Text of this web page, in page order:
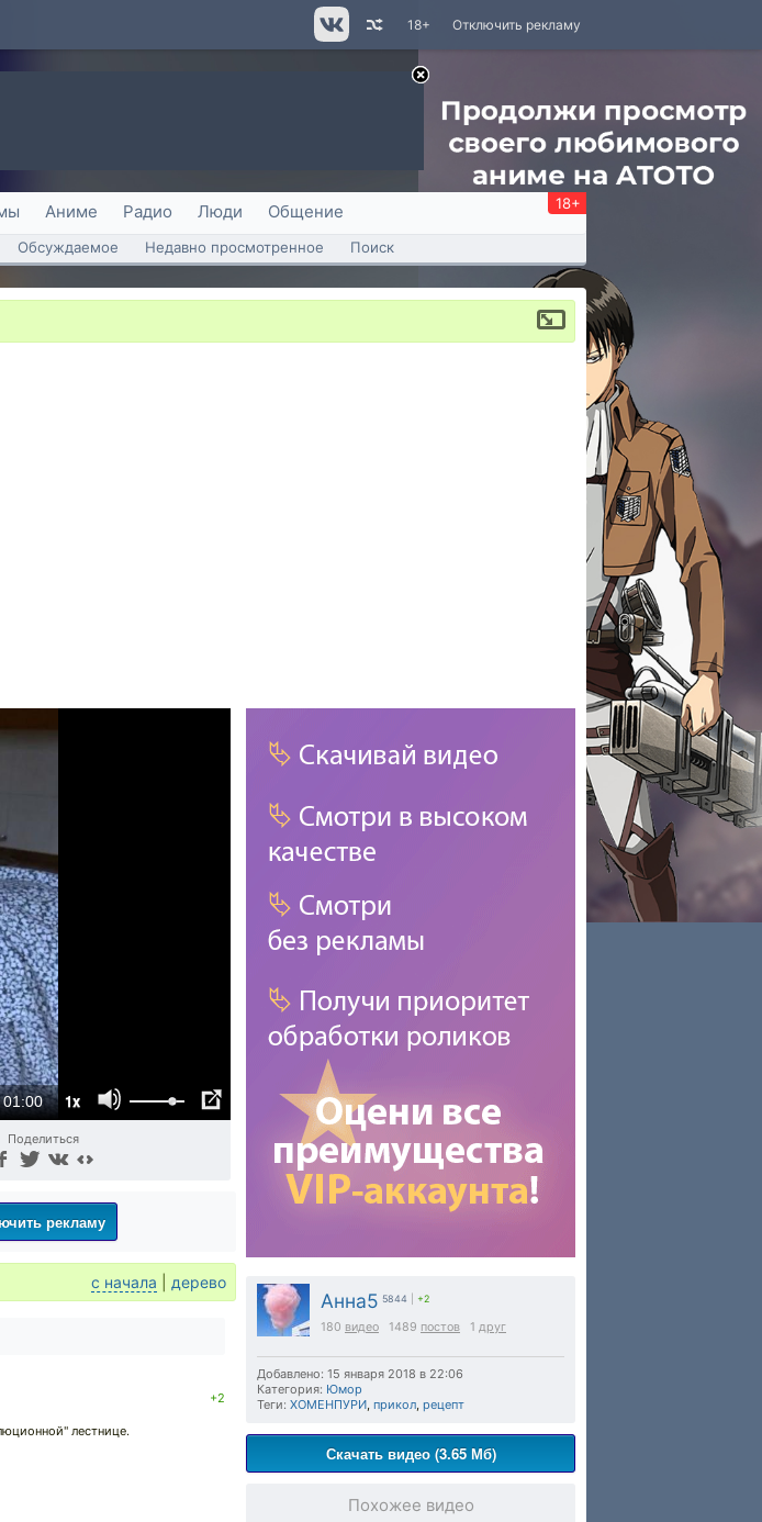
Отключить рекламу
18+
Аниме Радио Люди Общение 18+
Обсуждаемое Недавно просмотренное Поиск
01:00 1x
Поделиться
Анна5 5844 +2
180 видео 1489 постов 1 друг
Добавлено: 15 января 2018 в 22:06
Категория: Юмор
Теги: ХОМЕНПУРИ, прикол, рецепт
Скачать видео (3.65 Мб)
Похожее видео
рекламу
с начала дерево
+2
лестнице.